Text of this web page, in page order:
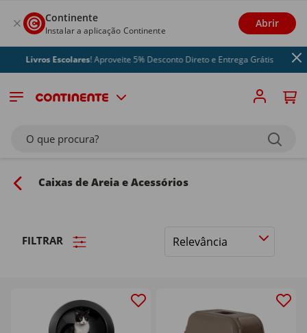
Continente
Instalar a aplicação Continente
Abrir
Livros Escolares! Aproveite 5% Desconto Direto e Entrega Grátis
O que procura?
Caixas de Areia e Acessórios
FILTRAR
Ordenar